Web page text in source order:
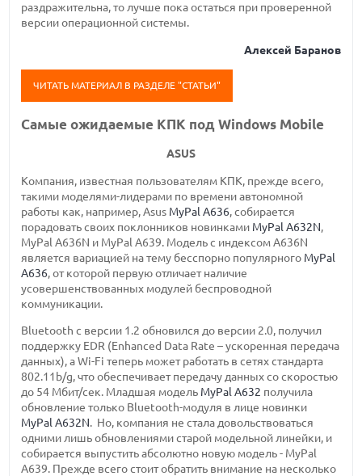
раздражительна, то лучше пока остаться при проверенной
версии операционной системы.
Алексей Баранов
ЧИТАТЬ МАТЕРИАЛ В РАЗДЕЛЕ "СТАТЬИ"
Самые ожидаемые КПК под Windows Mobile
ASUS
Компания, известная пользователям КПК, прежде всего,
такими моделями-лидерами по времени автономной
работы как, например, Asus MyPal A636, собирается
порадовать своих поклонников новинками MyPal A632N,
MyPal A636N и MyPal A639. Модель с индексом A636N
является вариацией на тему бесспорно популярного MyPal
A636, от которой первую отличает наличие
усовершенствованных модулей беспроводной
коммуникации.
Bluetooth c версии 1.2 обновился до версии 2.0, получил
поддержку EDR (Enhanced Data Rate – ускоренная передача
данных), а Wi-Fi теперь может работать в сетях стандарта
802.11b/g, что обеспечивает передачу данных со скоростью
до 54 Мбит/сек. Младшая модель MyPal A632 получила
обновление только Bluetooth-модуля в лице новинки
MyPal A632N. Но, компания не стала довольствоваться
одними лишь обновлениями старой модельной линейки, и
собирается выпустить абсолютно новую модель - MyPal
A639. Прежде всего стоит обратить внимание на несколько